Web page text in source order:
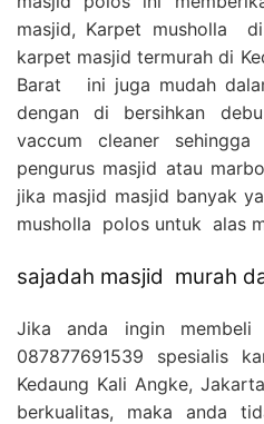
masjid, Karpet musholla
karpet masjid termurah di
Barat ini juga mudah
dengan di bersihkan
vaccum cleaner
pengurus masjid atau
jika masjid masjid banyak
musholla polos untuk alas
sajadah masjid murah
Jika anda ingin
087877691539 spesialis
Kedaung Kali Angke,
berkualitas, maka anda